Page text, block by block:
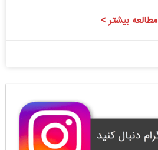
مطالعه بیشتر >